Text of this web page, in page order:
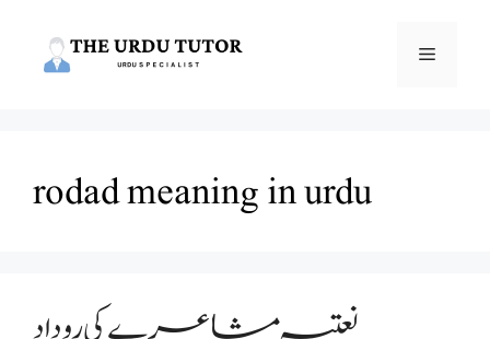
Menu
rodad meaning in urdu